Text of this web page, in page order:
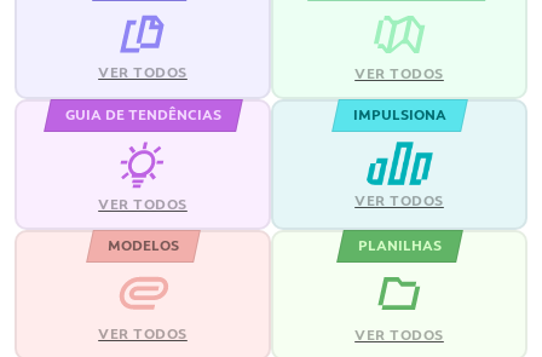
VER TODOS VER TODOS
GUIA DE TENDÊNCIAS
VER TODOS
IMPULSIONA
VER TODOS
MODELOS
VER TODOS
PLANILHAS
VER TODOS